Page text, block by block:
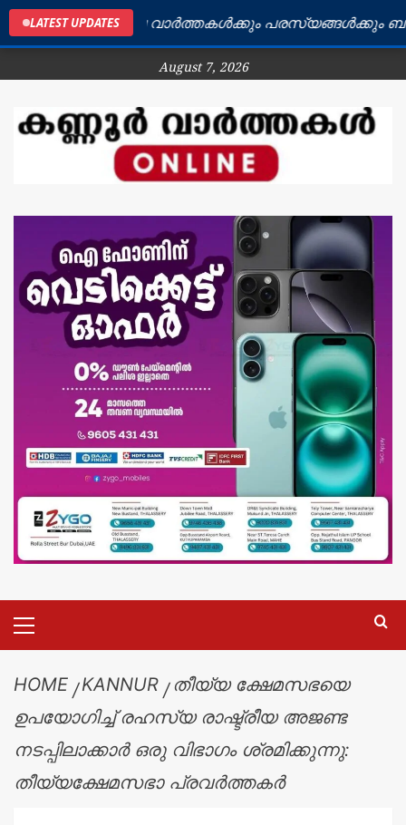
LATEST UPDATES
ജില്ലയിലെ വാർത്തകൾക്കും പരസ്യങ്ങൾക്കും
August 7, 2026
HOME KANNUR
തീയ്യ ക്ഷേമസഭയെ
ഉപയോഗിച്ച് രഹസ്യ രാഷ്ട്രീയ അജണ്ട
നടപ്പിലാക്കാർ ഒരു വിഭാഗം ശ്രമിക്കുന്നു:
തീയ്യക്ഷേമസഭാ പ്രവർത്തകർ